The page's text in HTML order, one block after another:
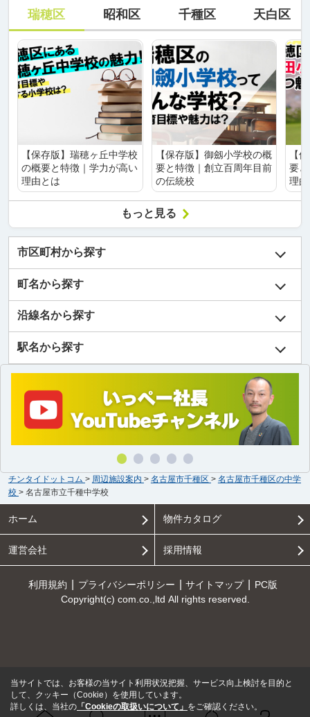
瑞穂区 昭和区 千種区 天白区
【保存版】瑞穂ヶ丘中学校
の概要と特徴｜学力が高い
理由とは
【保存版】御劔小学校の概
要と特徴｜創立百周年目前
の伝統校
【
要
理
もっと見る
市区町村から探す
町名から探す
沿線名から探す
駅名から探す
チンタイドットコム > 周辺施設案内 > 名古屋市千種区 > 名古屋市千種区の中学
校 > 名古屋市立千種中学校
ホーム 物件カタログ
運営会社 採用情報
利用規約 プライバシーポリシー サイトマップ
PC版
Copyright(c) com.co.,ltd All rights reserved.
当サイトでは、お客様の当サイト利用状況把握、サービス向上検討を目的と
して、クッキー（Cookie）を使用しています。
詳しくは、当社の 「Cookieの取扱いについて」 をご確認ください。